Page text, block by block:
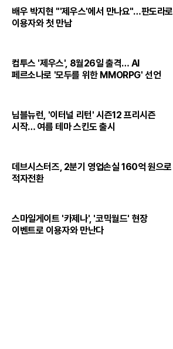
배우 박지현 "'제우스'에서 만나요"…판도라로
이용자와 첫 만남
컴투스 '제우스', 8월26일 출격… AI
페르소나로 '모두를 위한 MMORPG' 선언
님블뉴런, '이터널 리턴' 시즌12 프리시즌
시작… 여름 테마 스킨도 출시
데브시스터즈, 2분기 영업손실 160억 원으로
적자전환
스마일게이트 '카제나', '코믹월드' 현장
이벤트로 이용자와 만난다